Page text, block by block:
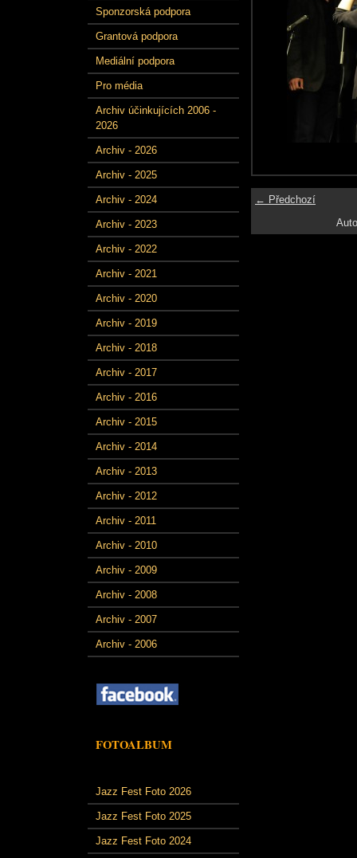
Sponzorská podpora
Grantová podpora
Mediální podpora
Pro média
Archiv účinkujících 2006 -
2026
Archiv - 2026
Archiv - 2025
Archiv - 2024
Archiv - 2023
Archiv - 2022
Archiv - 2021
Archiv - 2020
Archiv - 2019
Archiv - 2018
Archiv - 2017
Archiv - 2016
Archiv - 2015
Archiv - 2014
Archiv - 2013
Archiv - 2012
Archiv - 2011
Archiv - 2010
Archiv - 2009
Archiv - 2008
Archiv - 2007
Archiv - 2006
FOTOALBUM
Jazz Fest Foto 2026
Jazz Fest Foto 2025
Jazz Fest Foto 2024
← Předchozí